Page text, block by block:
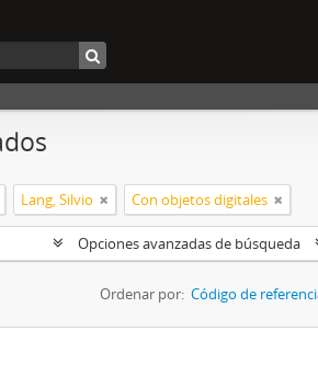
Lang, Silvio Con objetos digitales
Opciones avanzadas de búsqueda
Ordenar por: Código de